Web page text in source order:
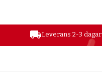
local_shippingLeverans 2-3 dagar